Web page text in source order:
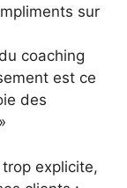
sur
coaching
est ce
des
explicite,